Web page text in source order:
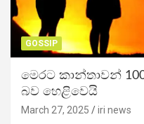
GOSSIP
මෙරට කාන්තාවන්
බව හෙළිවෙයි
March 27, 2025 iri news